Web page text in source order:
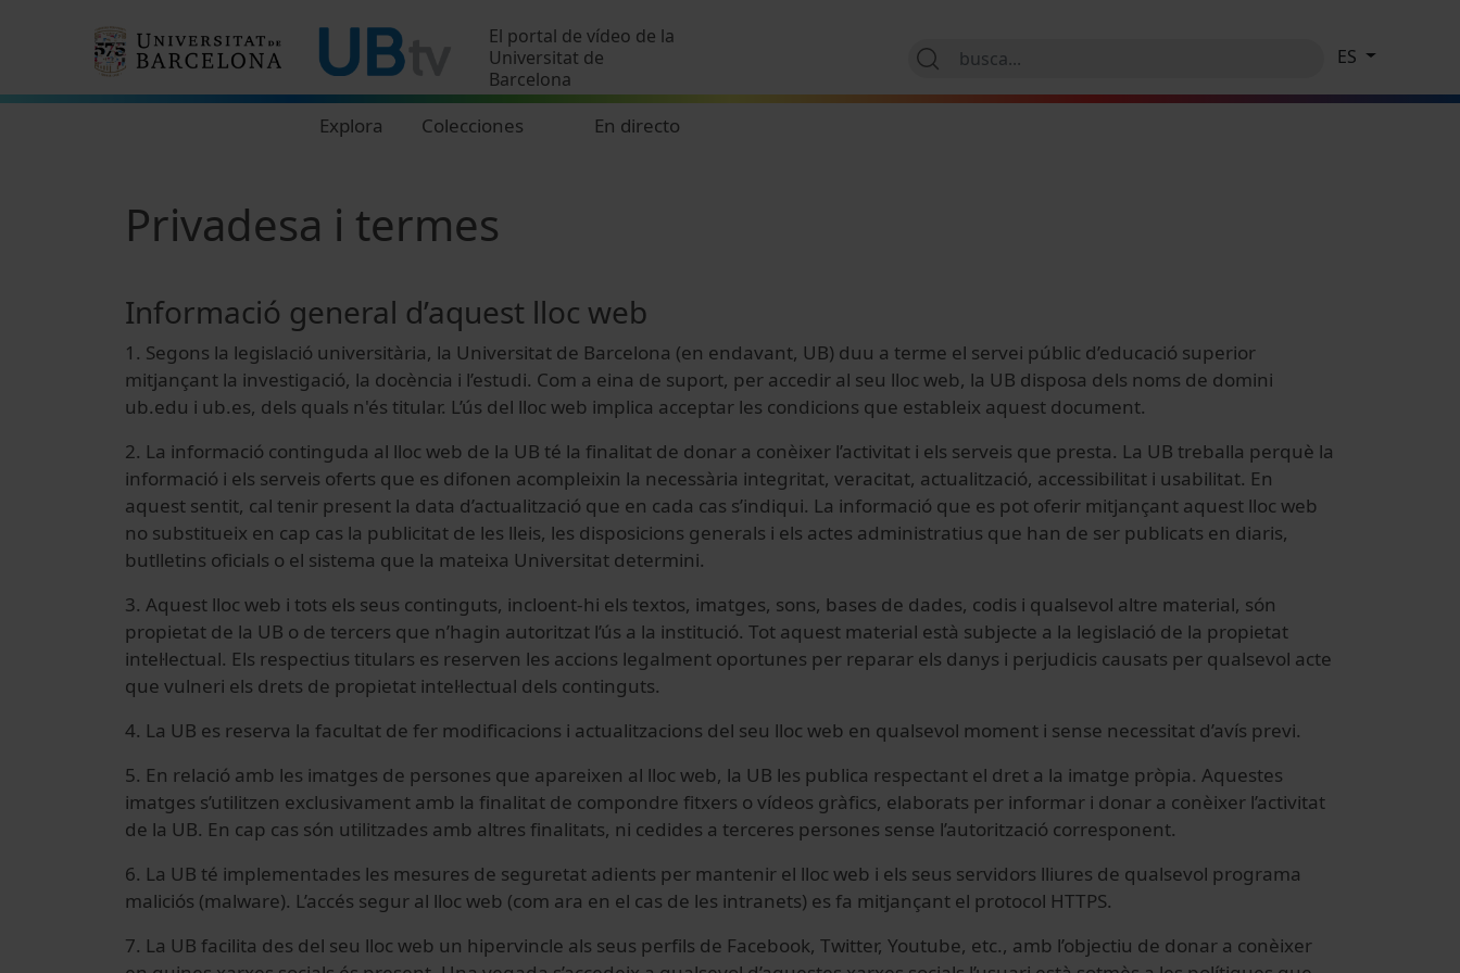
El portal de vídeo de la
Universitat de
Barcelona
Explora Colecciones En directo
ES
Privadesa i termes
Informació general d’aquest lloc web
1. Segons la legislació universitària, la Universitat de Barcelona (en endavant, UB) duu a terme el servei públic d’educació superior
mitjançant la investigació, la docència i l’estudi. Com a eina de suport, per accedir al seu lloc web, la UB disposa dels noms de domini
ub.edu i ub.es, dels quals n'és titular. L’ús del lloc web implica acceptar les condicions que estableix aquest document.
2. La informació continguda al lloc web de la UB té la finalitat de donar a conèixer l’activitat i els serveis que presta. La UB treballa perquè la
informació i els serveis oferts que es difonen acompleixin la necessària integritat, veracitat, actualització, accessibilitat i usabilitat. En
aquest sentit, cal tenir present la data d’actualització que en cada cas s’indiqui. La informació que es pot oferir mitjançant aquest lloc web
no substitueix en cap cas la publicitat de les lleis, les disposicions generals i els actes administratius que han de ser publicats en diaris,
butlletins oficials o el sistema que la mateixa Universitat determini.
3. Aquest lloc web i tots els seus continguts, incloent-hi els textos, imatges, sons, bases de dades, codis i qualsevol altre material, són
propietat de la UB o de tercers que n’hagin autoritzat l’ús a la institució. Tot aquest material està subjecte a la legislació de la propietat
intel·lectual. Els respectius titulars es reserven les accions legalment oportunes per reparar els danys i perjudicis causats per qualsevol acte
que vulneri els drets de propietat intel·lectual dels continguts.
4. La UB es reserva la facultat de fer modificacions i actualitzacions del seu lloc web en qualsevol moment i sense necessitat d’avís previ.
5. En relació amb les imatges de persones que apareixen al lloc web, la UB les publica respectant el dret a la imatge pròpia. Aquestes
imatges s’utilitzen exclusivament amb la finalitat de compondre fitxers o vídeos gràfics, elaborats per informar i donar a conèixer l’activitat
de la UB. En cap cas són utilitzades amb altres finalitats, ni cedides a terceres persones sense l’autorització corresponent.
6. La UB té implementades les mesures de seguretat adients per mantenir el lloc web i els seus servidors lliures de qualsevol programa
maliciós (malware). L’accés segur al lloc web (com ara en el cas de les intranets) es fa mitjançant el protocol HTTPS.
7. La UB facilita des del seu lloc web un hipervincle als seus perfils de Facebook, Twitter, Youtube, etc., amb l’objectiu de donar a conèixer